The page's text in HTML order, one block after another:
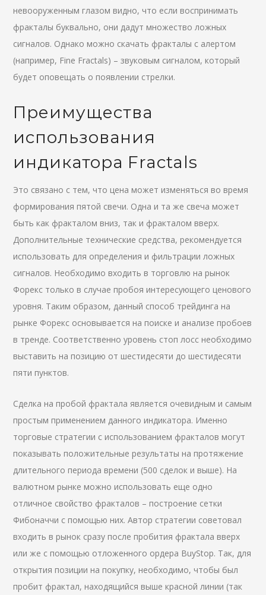
невооруженным глазом видно, что если воспринимать
фракталы буквально, они дадут множество ложных
сигналов. Однако можно скачать фракталы с алертом
(например, Fine Fractals) – звуковым сигналом, который
будет оповещать о появлении стрелки.
Преимущества
использования
индикатора Fractals
Это связано с тем, что цена может изменяться во время
формирования пятой свечи. Одна и та же свеча может
быть как фракталом вниз, так и фракталом вверх.
Дополнительные технические средства, рекомендуется
использовать для определения и фильтрации ложных
сигналов. Необходимо входить в торговлю на рынок
Форекс только в случае пробоя интересующего ценового
уровня. Таким образом, данный способ трейдинга на
рынке Форекс основывается на поиске и анализе пробоев
в тренде. Соответственно уровень стоп лосс необходимо
выставить на позицию от шестидесяти до шестидесяти
пяти пунктов.
Сделка на пробой фрактала является очевидным и самым
простым применением данного индикатора. Именно
торговые стратегии с использованием фракталов могут
показывать положительные результаты на протяжение
длительного периода времени (500 сделок и выше). На
валютном рынке можно использовать еще одно
отличное свойство фракталов – построение сетки
Фибоначчи с помощью них. Автор стратегии советовал
входить в рынок сразу после пробития фрактала вверх
или же с помощью отложенного ордера BuyStop. Так, для
открытия позиции на покупку, необходимо, чтобы был
пробит фрактал, находящийся выше красной линии (так